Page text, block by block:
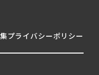
プライバシーポリシー